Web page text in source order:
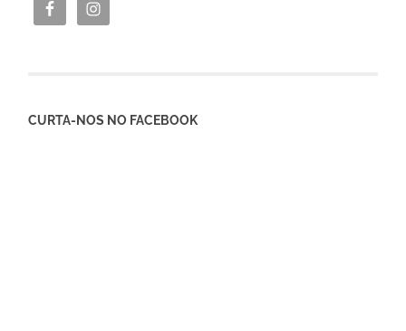
CURTA-NOS NO FACEBOOK